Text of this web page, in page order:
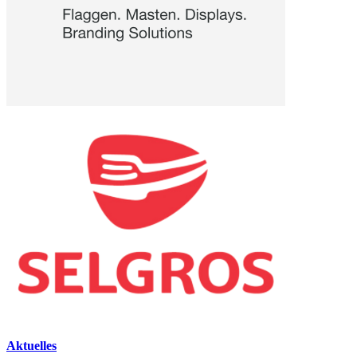
Aktuelles